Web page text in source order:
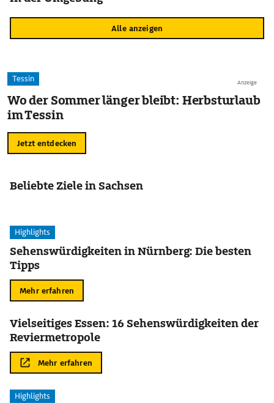
Alle anzeigen
Anzeige
Tessin
Wo der Sommer länger bleibt: Herbsturlaub
im Tessin
Jetzt entdecken
Beliebte Ziele in Sachsen
Highlights
Sehenswürdigkeiten in Nürnberg: Die besten
Tipps
Mehr erfahren
Vielseitiges Essen: 16 Sehenswürdigkeiten der
Reviermetropole
Mehr erfahren
Highlights